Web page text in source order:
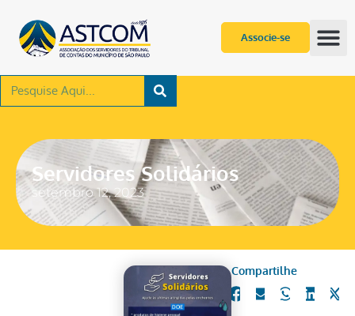
Associe-se
Servidores Solidários
setembro 12, 2023
Compartilhe